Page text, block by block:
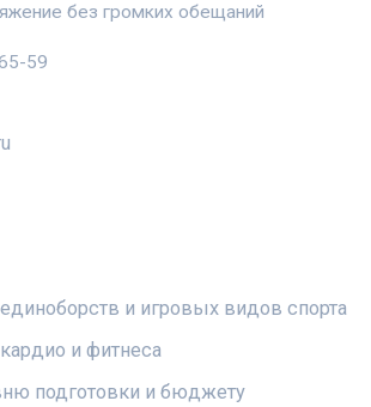
без громких обещаний
59
и игровых видов спорта
и фитнеса
подготовки и бюджету